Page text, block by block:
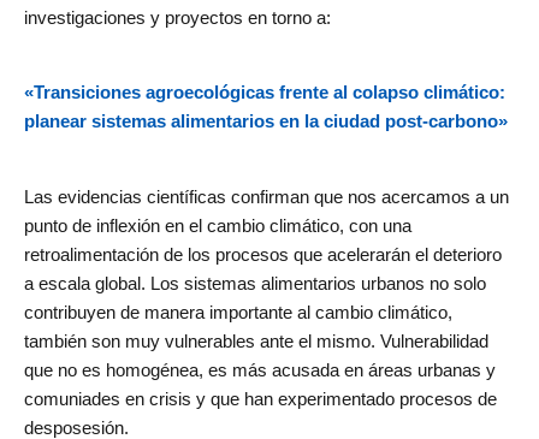
investigaciones y proyectos en torno a:
«Transiciones agroecológicas frente al colapso climático:
planear sistemas alimentarios en la ciudad post-carbono»
Las evidencias científicas confirman que nos acercamos a un
punto de inflexión en el cambio climático, con una
retroalimentación de los procesos que acelerarán el deterioro
a escala global. Los sistemas alimentarios urbanos no solo
contribuyen de manera importante al cambio climático,
también son muy vulnerables ante el mismo. Vulnerabilidad
que no es homogénea, es más acusada en áreas urbanas y
comuniades en crisis y que han experimentado procesos de
desposesión.